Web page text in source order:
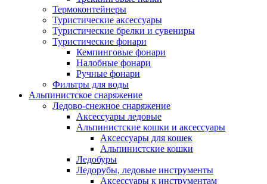
Термоконтейнеры
Туристические аксессуары
Туристические брелки и сувениры
Туристические фонари
Кемпинговые фонари
Налобные фонари
Ручные фонари
Фильтры для воды
Альпинистское снаряжение
Ледово-снежное снаряжение
Аксессуары ледовые
Альпинистские кошки и аксессуары
Аксессуары для кошек
Альпинистские кошки
Ледобуры
Ледорубы, ледовые инструменты
Аксессуары к инструментам